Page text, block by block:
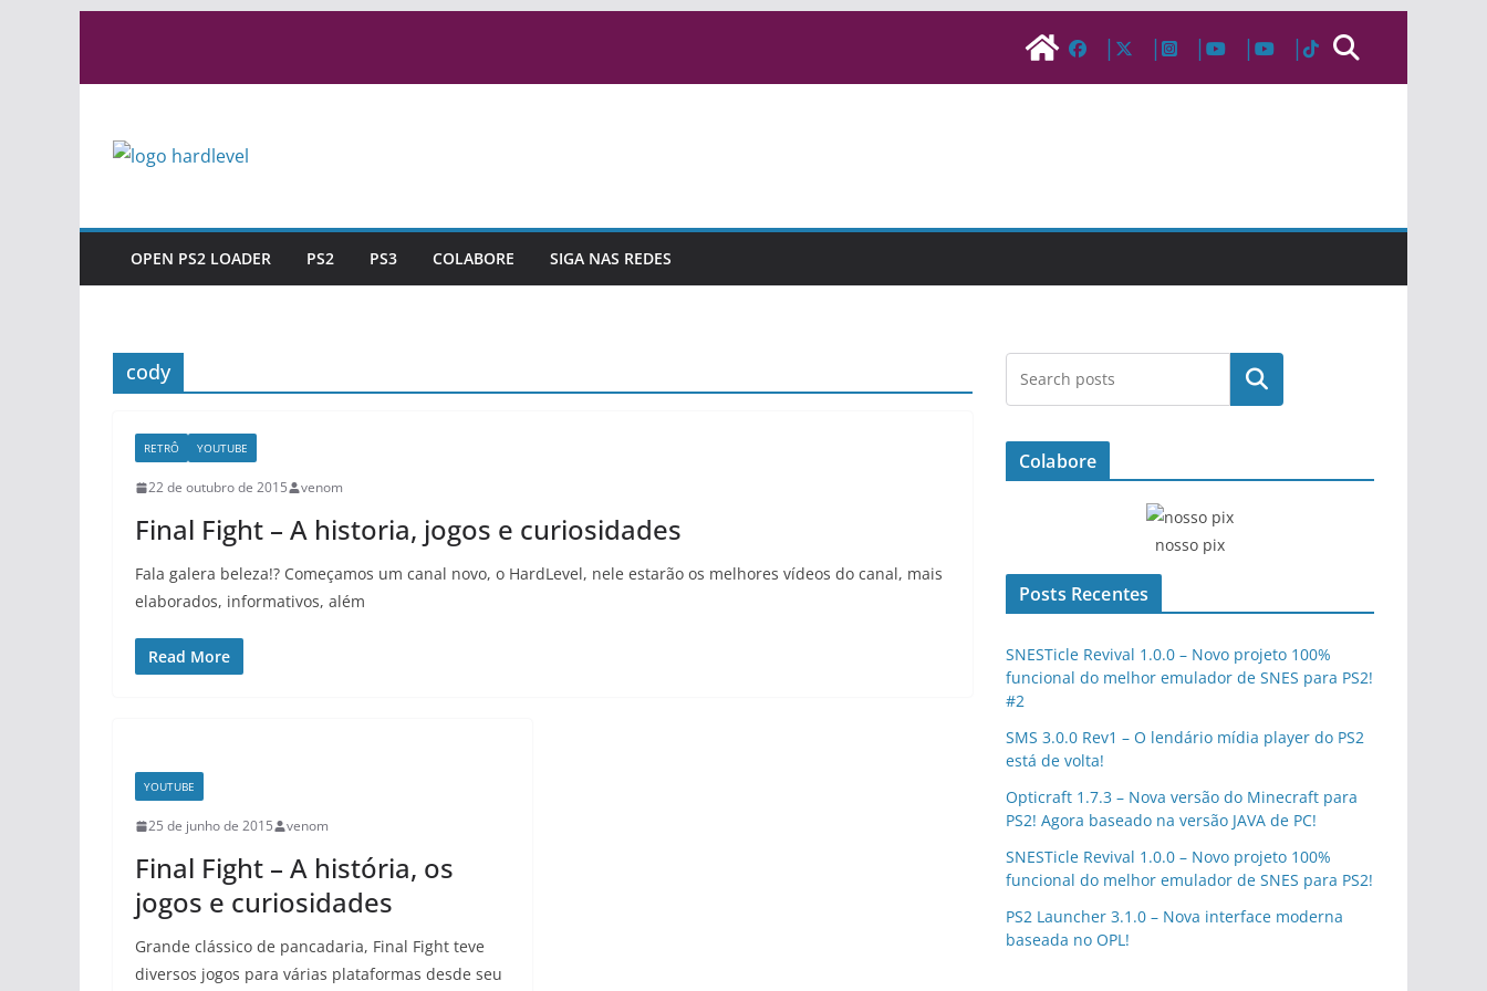
o
OPEN PS2 LOADER PS2 PS3 COLABORE SIGA NAS REDES
cody
RETRÔ YOUTUBE
22 de outubro de 2015 venom
Final Fight – A historia, jogos e curiosidades
Fala galera beleza!? Começamos um canal novo, o HardLevel, nele estarão os melhores vídeos do canal, mais
elaborados, informativos, além
Read More
YOUTUBE
25 de junho de 2015 venom
Final Fight – A história, os
jogos e curiosidades
Grande clássico de pancadaria, Final Fight teve
diversos jogos para várias plataformas desde seu
Pesquisar
Colabore
nosso pix
Posts Recentes
SNESTicle Revival 1.0.0 – Novo projeto 100%
funcional do melhor emulador de SNES para PS2!
#2
SMS 3.0.0 Rev1 – O lendário mídia player do PS2
está de volta!
Opticraft 1.7.3 – Nova versão do Minecraft para
PS2! Agora baseado na versão JAVA de PC!
SNESTicle Revival 1.0.0 – Novo projeto 100%
funcional do melhor emulador de SNES para PS2!
PS2 Launcher 3.1.0 – Nova interface moderna
baseada no OPL!